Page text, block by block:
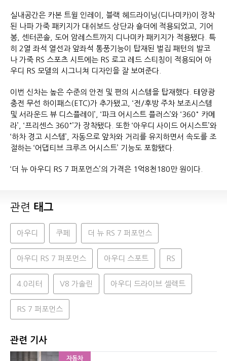
실내공간은 카본 트윌 인레이, 블랙 헤드라이닝(디나미카)이 장착
된 나파 가죽 패키지가 대쉬보드 상단과 숄더에 적용되었고, 기어
봉, 센터콘솔, 도어 암레스트까지 디나미카 패키지가 적용됐다. 특
히 2열 좌석 열선과 앞좌석 통풍기능이 탑재된 벌집 패턴의 발코
나 가죽 RS 스포츠 시트에는 RS 로고 레드 스티칭이 적용되어 아
우디 RS 모델의 시그니쳐 디자인을 잘 보여준다.
이번 신차는 높은 수준의 안전 및 편의 시스템을 탑재했다. 태양광
충전 무선 하이패스(ETC)가 추가됐고, ‘전/후방 주차 보조시스템
및 서라운드 뷰 디스플레이’, ‘파크 어시스트 플러스’와 ‘360° 카메
라’, ‘프리센스 360°’가 장착됐다. 또한 ‘아우디 사이드 어시스트’와
‘하차 경고 시스템’, 자동으로 앞차와 거리를 유지하면서 속도를 조
절하는 ‘어댑티브 크루즈 어시스트’ 기능도 포함됐다.
‘더 뉴 아우디 RS 7 퍼포먼스’의 가격은 1억8천180만 원이다.
관련 태그
아우디 쿠페 더 뉴 RS 7 퍼포먼스
아우디 RS 7 퍼포먼스 아우디 스포트 RS
4.0리터 V8 가솔린 아우디 드라이브 셀렉트
RS 7 퍼포먼스
관련 기사
자동차